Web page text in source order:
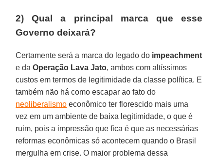
2) Qual a principal marca que esse
Governo deixará?
Certamente será a marca do legado do impeachment
e daOperação Lava Jato, ambos com altíssimos
custos em termos de legitimidade da classe política. E
também não há como escapar ao fato do
neoliberalismo econômico ter florescido mais uma
vez em um ambiente de baixa legitimidade, o que é
ruim, pois a impressão que fica é que as necessárias
reformas econômicas só acontecem quando o Brasil
mergulha em crise. O maior problema dessa